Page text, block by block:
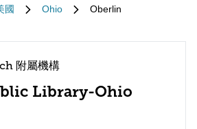
國 Ohio Oberlin
附屬機構
Library-Ohio